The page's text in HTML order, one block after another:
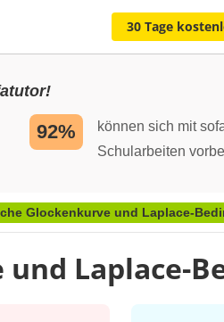
30 Tage
92%
können sich mit
Schularbeiten
Glockenkurve und Laplace-
Laplace-